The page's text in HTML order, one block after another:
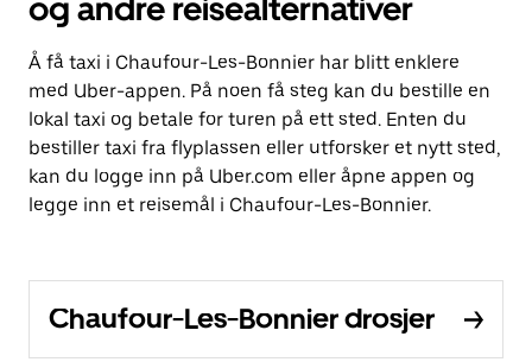
og andre reisealternativer
Å få taxi i Chaufour-Les-Bonnier har blitt enklere
med Uber-appen. På noen få steg kan du bestille en
lokal taxi og betale for turen på ett sted. Enten du
bestiller taxi fra flyplassen eller utforsker et nytt sted,
kan du logge inn på Uber.com eller åpne appen og
legge inn et reisemål i Chaufour-Les-Bonnier.
Chaufour-Les-Bonnier drosjer